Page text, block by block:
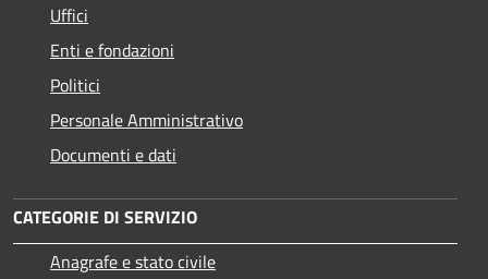
Uffici
Enti e fondazioni
Politici
Personale Amministrativo
Documenti e dati
CATEGORIE DI SERVIZIO
Anagrafe e stato civile